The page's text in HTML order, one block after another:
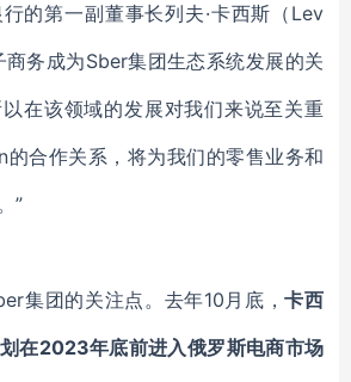
的第一副董事长列夫·卡西斯（Lev
商务成为Sber集团生态系统发展的关
在该领域的发展对我们来说至关重
合作关系，将为我们的零售业务和
”
集团的关注点。去年10月底，卡西
在2023年底前进入俄罗斯电商市场